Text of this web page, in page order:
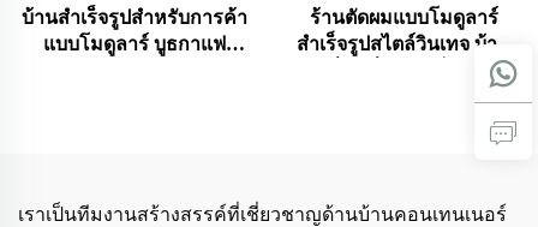
บ้านสำเร็จรูปสำหรับการค้า
แบบโมดูลาร์ บูธกาแฟ
ร้านตัดผมแบบโมดูลาร์
สำเร็จรูปสไตล์วินเทจ บ้าน
เคลื่อนที่ขนาดเล็ก ร้าน
เราเป็นทีมงานสร้างสรรค์ที่เชี่ยวชาญด้านบ้านคอนเทนเนอร์